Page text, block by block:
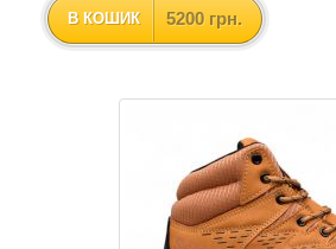
В КОШИК 5200 грн.